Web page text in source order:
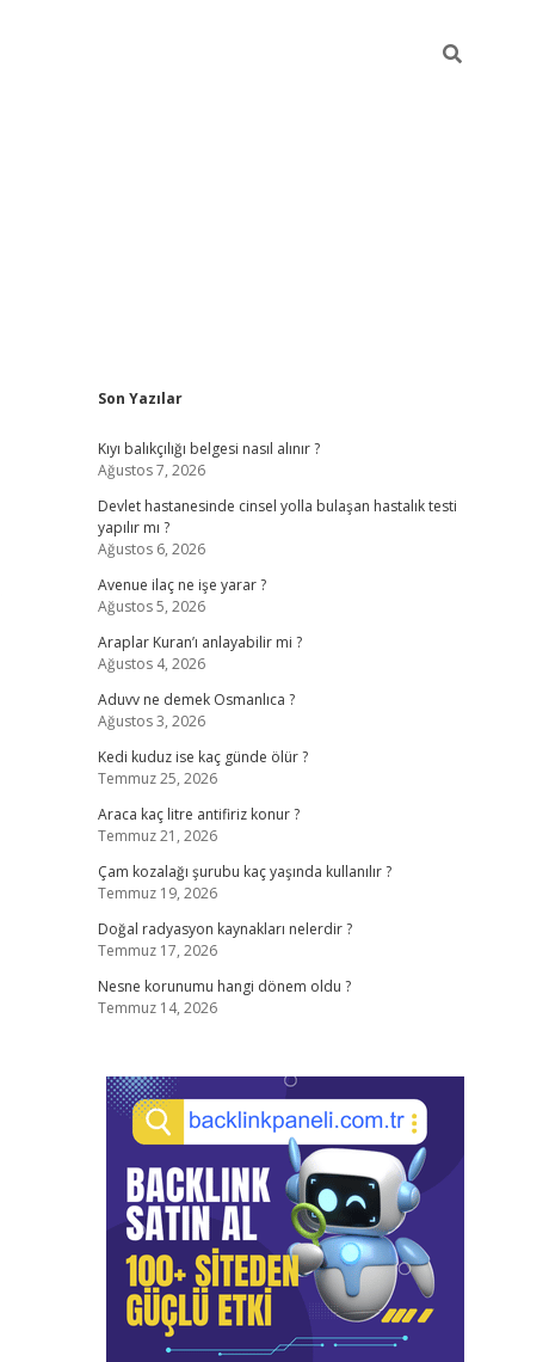
Sidebar
Son Yazılar
Kıyı balıkçılığı belgesi nasıl alınır ?
Ağustos 7, 2026
Devlet hastanesinde cinsel yolla bulaşan hastalık testi
yapılır mı ?
Ağustos 6, 2026
Avenue ilaç ne işe yarar ?
Ağustos 5, 2026
Araplar Kuran’ı anlayabilir mi ?
Ağustos 4, 2026
Aduvv ne demek Osmanlıca ?
Ağustos 3, 2026
Kedi kuduz ise kaç günde ölür ?
Temmuz 25, 2026
Araca kaç litre antifiriz konur ?
Temmuz 21, 2026
Çam kozalağı şurubu kaç yaşında kullanılır ?
Temmuz 19, 2026
Doğal radyasyon kaynakları nelerdir ?
Temmuz 17, 2026
Nesne korunumu hangi dönem oldu ?
Temmuz 14, 2026